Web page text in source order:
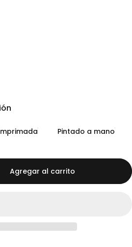
Pintado a mano
Agregar al carrito